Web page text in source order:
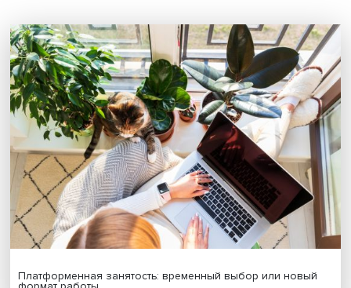
Будь всегда в курсе !
Подпишись на наши новости:
Подписаться